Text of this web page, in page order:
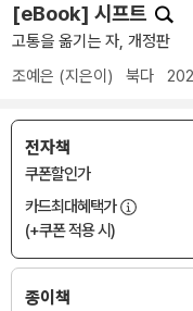
[eBook] 시프트
고통을 옮기는 자, 개정판
조예은 (지은이) 북다
전자책
쿠폰할인가
카드최대혜택가
(+쿠폰 적용 시)
종이책